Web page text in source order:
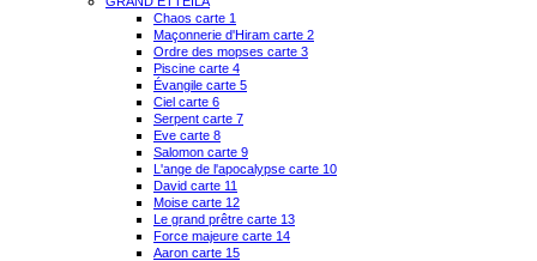
Chaos carte 1
Maçonnerie d'Hiram carte 2
Ordre des mopses carte 3
Piscine carte 4
Évangile carte 5
Ciel carte 6
Serpent carte 7
Eve carte 8
Salomon carte 9
L'ange de l'apocalypse carte 10
David carte 11
Moise carte 12
Le grand prêtre carte 13
Force majeure carte 14
Aaron carte 15